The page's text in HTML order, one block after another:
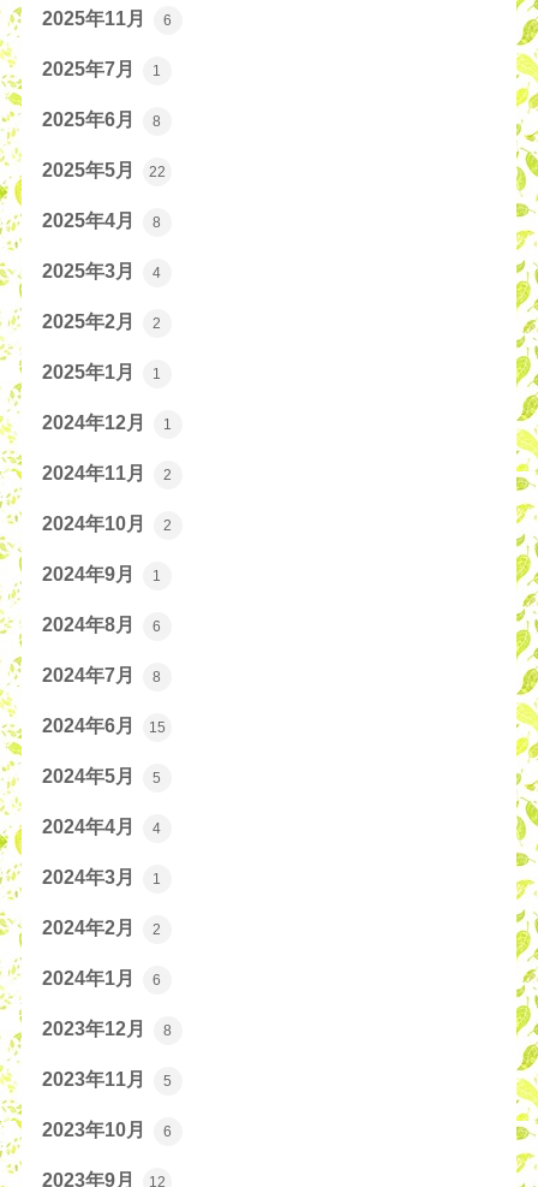
2025年11月 6
2025年7月 1
2025年6月 8
2025年5月 22
2025年4月 8
2025年3月 4
2025年2月 2
2025年1月 1
2024年12月 1
2024年11月 2
2024年10月 2
2024年9月 1
2024年8月 6
2024年7月 8
2024年6月 15
2024年5月 5
2024年4月 4
2024年3月 1
2024年2月 2
2024年1月 6
2023年12月 8
2023年11月 5
2023年10月 6
2023年9月 12